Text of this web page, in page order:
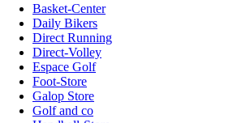
Basket-Center
Daily Bikers
Direct Running
Direct-Volley
Espace Golf
Foot-Store
Galop Store
Golf and co